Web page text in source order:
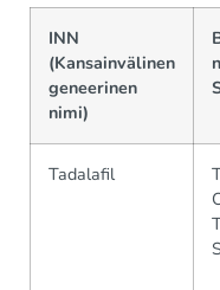
INN
(Kansainvälinen
geneerinen
nimi)
Tadalafil